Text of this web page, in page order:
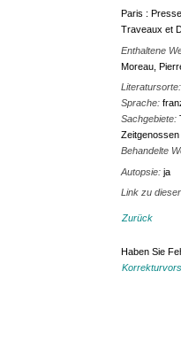
Paris :
Traveaux et
Enthaltene
Moreau,
Sprache:
Sachgebiete:
Behandelte
Autopsie:ja
Link zu
Zurück
Haben Sie